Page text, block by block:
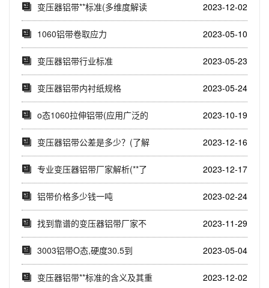
变压器铝带**标准(多维度解读
变压器铝带国...
2023-12-02
1060铝带卷取应力 2023-05-10
变压器铝带行业标准 2023-05-23
变压器铝带内衬纸规格 2023-05-24
o态1060拉伸铝带(应用广泛的
高品质合金...
2023-10-19
变压器铝带公差是多少？(了解
变压器铝带公差...
2023-12-16
专业变压器铝带厂家解析(**了
解变压器铝带...
2023-12-17
铝带价格多少钱一吨 2023-02-24
找到靠谱的变压器铝带厂家不
再难！(一站式解...
2023-11-29
3003铝带O态,硬度30.5到
31.5,...
2023-05-04
变压器铝带**标准的含义及其重
2023-12-02